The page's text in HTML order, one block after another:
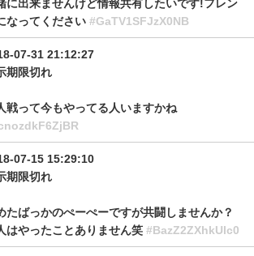
に出来ませんけど情報共有したいです!フレン
なってください #GaTV1SFJzX0NB
07-31 21:12:27
期限切れ
戦って今もやってる人いますかね
07-15 15:29:10
期限切れ
たばっかのぺーぺーですが共闘しませんか？
はやったことありません笑 #BazZ2ZXhkUlc0